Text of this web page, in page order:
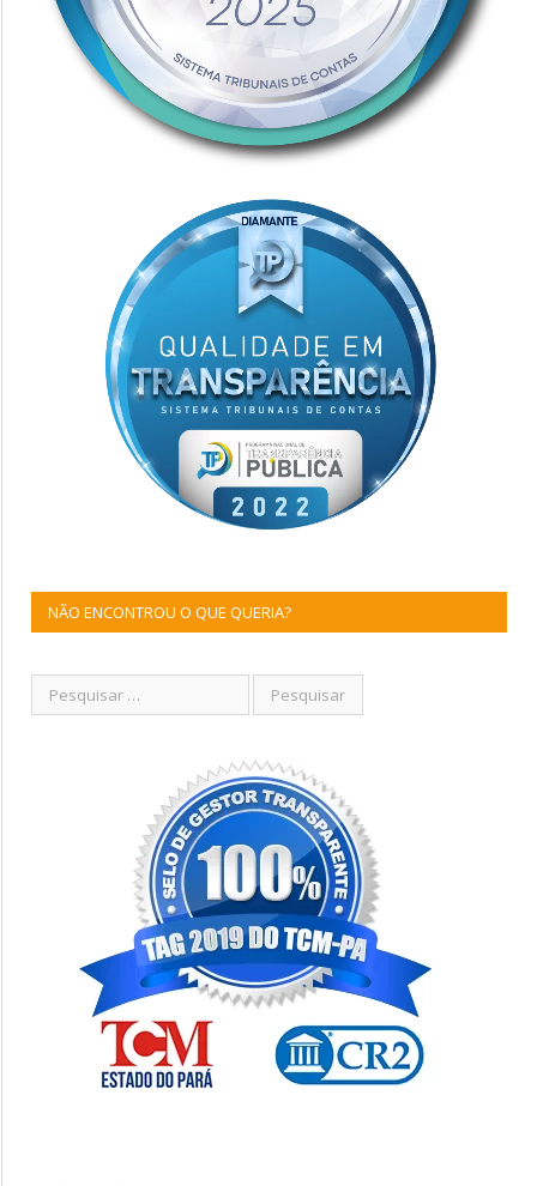
NÃO ENCONTROU O QUE QUERIA?